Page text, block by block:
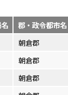
郡・政令都市名
朝倉郡
朝倉郡
朝倉郡